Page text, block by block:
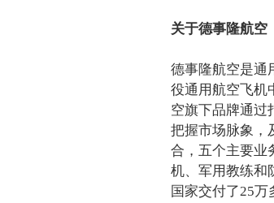
关于德事隆航空
德事隆航空是通
役通用航空飞机
空旗下品牌通过
把握市场脉象，
合，五个主要业
机、军用教练和
国家交付了25